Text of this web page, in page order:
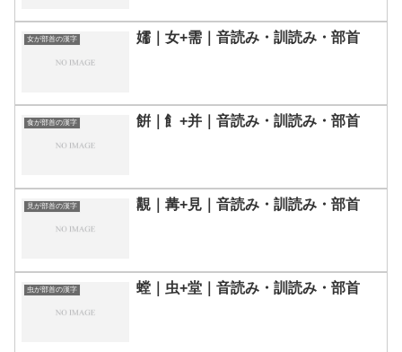
女が部首の漢字 嬬｜女+需｜音読み・訓読み・部首
食が部首の漢字 餠｜飠+并｜音読み・訓読み・部首
見が部首の漢字 覯｜冓+見｜音読み・訓読み・部首
虫が部首の漢字 螳｜虫+堂｜音読み・訓読み・部首